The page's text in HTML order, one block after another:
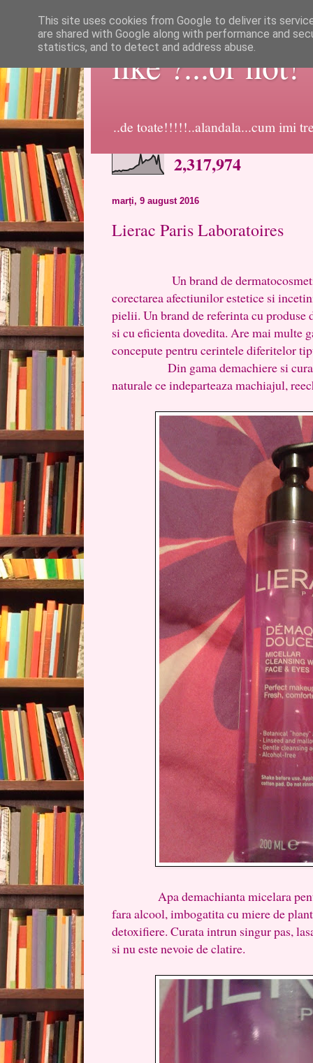
like ?...or not!
..de toate!!!!!..alandala...cum imi
2,317,974
marți, 9 august 2016
Lierac Paris Laboratoires
Un brand de dermatocosmetice
corectarea afectiunilor estetice si
pielii. Un brand de referinta cu produse
si cu eficienta dovedita. Are mai multe
concepute pentru cerintele diferitelor
Din gama demachiere si
naturale ce indeparteaza machiajul,
Apa demachianta micelara
fara alcool, imbogatita cu miere de
detoxifiere. Curata intrun singur pas,
si nu este nevoie de clatire.
This site uses cookies from Google to deliver its
are shared with Google along with performance and
statistics, and to detect and address abuse.